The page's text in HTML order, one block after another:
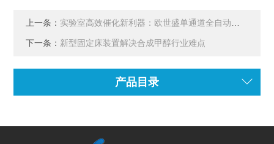
上一条： 实验室高效催化新利器：欧世盛单通道全自动催化剂评价装置
下一条： 新型固定床装置解决合成甲醇行业难点
产品目录